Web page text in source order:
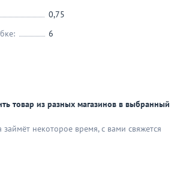
0,75
6
товар из разных магазинов в выбранный
займёт некоторое время, с вами свяжется